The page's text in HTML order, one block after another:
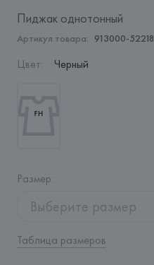
Пиджак однотонный
Артикул товара: 913000-52218
Цвет: Черный
Размер:
Выберите размер
Таблица размеров